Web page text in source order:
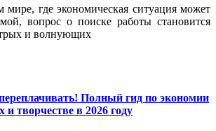
мире, где экономическая ситуация может
вопрос о поиске работы становится
и волнующих
Полный гид по экономии
и творчестве в 2026 году